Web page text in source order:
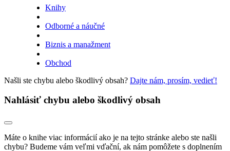
Knihy
Odborné a náučné
Biznis a manažment
Obchod
Našli ste chybu alebo škodlivý obsah? Dajte nám, prosím, vedieť!
Nahlásiť chybu alebo škodlivý obsah
Máte o knihe viac informácií ako je na tejto stránke alebo ste našli
chybu? Budeme vám veľmi vďační, ak nám pomôžete s doplnením